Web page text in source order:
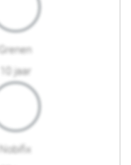
Grenen
10 jaar
Nobifix